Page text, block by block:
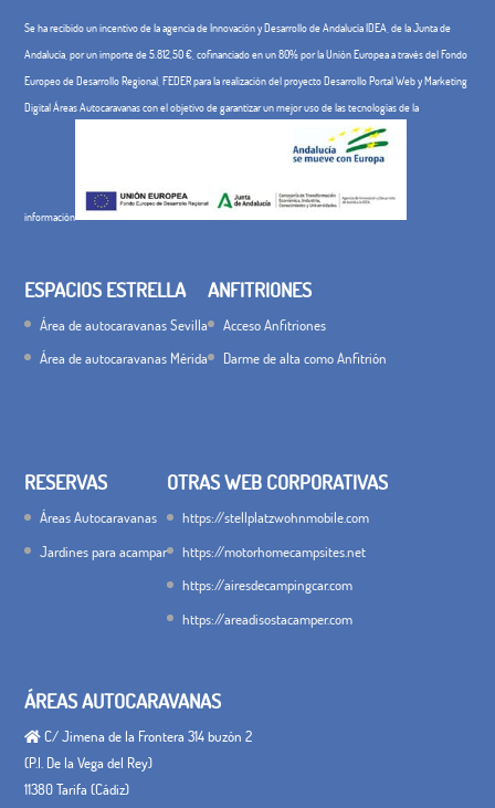
Se ha recibido un incentivo de la agencia de Innovación y Desarrollo de Andalucía IDEA, de la Junta de
Andalucía, por un importe de 5.812,50 €, cofinanciado en un 80% por la Unión Europea a través del Fondo
Europeo de Desarrollo Regional, FEDER para la realización del proyecto Desarrollo Portal Web y Marketing
Digital Áreas Autocaravanas con el objetivo de garantizar un mejor uso de las tecnologías de la
información
ESPACIOS ESTRELLA
Área de autocaravanas Sevilla
Área de autocaravanas Mérida
ANFITRIONES
Acceso Anfitriones
Darme de alta como Anfitrión
RESERVAS
Áreas Autocaravanas
Jardines para acampar
OTRAS WEB CORPORATIVAS
https://stellplatzwohnmobile.com
https://motorhomecampsites.net
https://airesdecampingcar.com
https://areadisostacamper.com
ÁREAS AUTOCARAVANAS
C/ Jimena de la Frontera 314 buzón 2
(P.I. De la Vega del Rey)
11380 Tarifa (Cádiz)